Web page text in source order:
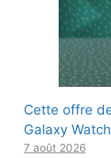
Cette offre
Galaxy
7 août 2026